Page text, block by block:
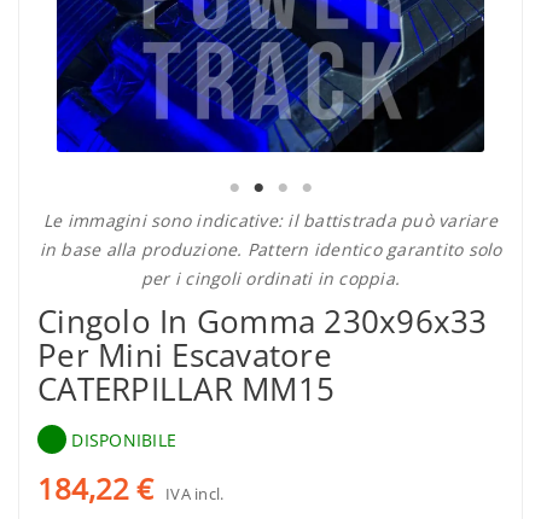
Le immagini sono indicative: il battistrada può variare
in base alla produzione. Pattern identico garantito solo
per i cingoli ordinati in coppia.
Cingolo In Gomma 230x96x33
Per Mini Escavatore
CATERPILLAR MM15
DISPONIBILE
184,22 € IVA incl.